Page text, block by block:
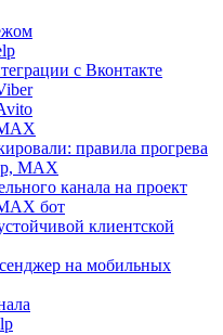
с Вконтакте
правила прогрева
MAX
канала на проект
бот
клиентской
на мобильных